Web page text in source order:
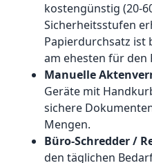
kostengünstig (20-
Sicherheitsstufen
Papierdurchsatz ist
am ehesten für den
Manuelle
Geräte mit
sichere
Mengen.
Büro-Schredder /
den täglichen